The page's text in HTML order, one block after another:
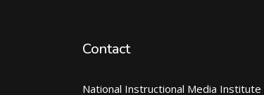
Contact
National Instructional Media Institute